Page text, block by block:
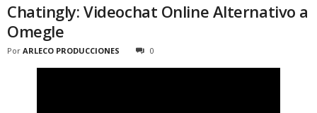
Chatingly: Videochat Online Alternativo a
Omegle
Por ARLECO PRODUCCIONES 0